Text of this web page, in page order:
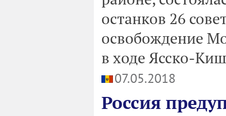
останков 26
освобождение
в ходе Ясско-
07.05.2018
Россия